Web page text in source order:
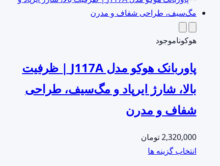
صفحه
محصول
دارای
باشد.
گزینه
ها
ممکن
در
هوکوناموجود
پاوربانک هوکو مدل J117A | ظرفیت
بالا، شارژ ایرپاد و مگ‌سیف، طراحی
شفاف و مدرن
2,320,000تومان
انتخاب گزینه ها